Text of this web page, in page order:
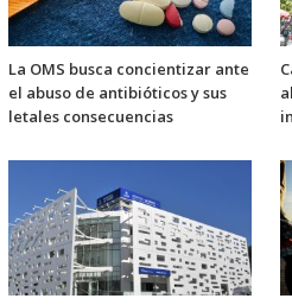
La OMS busca concientizar ante
el abuso de antibióticos y sus
letales consecuencias